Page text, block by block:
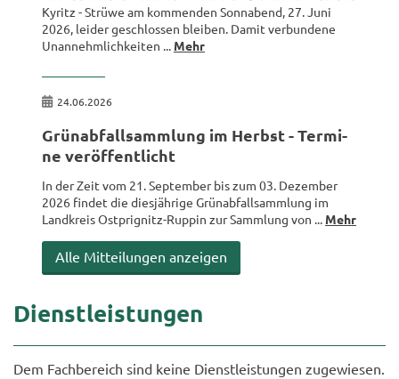
Ky­ritz - Strüwe am kom­men­den Sonn­abend, 27. Juni
2026, lei­der ge­schlos­sen blei­ben. Damit ver­bun­de­ne
Un­an­nehm­lich­kei­ten ... Mehr
24.06.2026
Grün­ab­fall­samm­lung im Herbst - Ter­mi­
ne ver­öf­fent­licht
In der Zeit vom 21. Sep­tem­ber bis zum 03. De­zem­ber
2026 fin­det die dies­jäh­ri­ge Grün­ab­fall­samm­lung im
Land­kreis Ostprignitz-​Ruppin zur Samm­lung von ... Mehr
Alle Mit­tei­lun­gen an­zei­gen
Dienst­leis­tun­gen
Dem Fach­be­reich sind keine Dienst­leis­tun­gen zu­ge­wie­sen.